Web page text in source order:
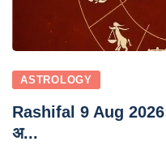
ASTROLOGY
Rashifal 9 Aug 2026:
अ...